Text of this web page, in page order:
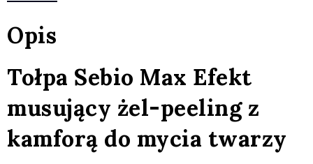
Opis
Tołpa Sebio Max Efekt
musujący żel-peeling z
kamforą do mycia twarzy